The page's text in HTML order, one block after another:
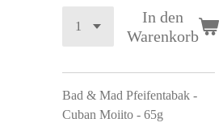
In den
Warenkorb
Bad & Mad Pfeifentabak -
Cuban Moiito - 65g